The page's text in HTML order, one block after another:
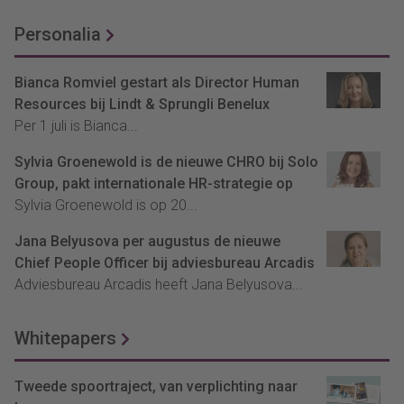
Personalia
Bianca Romviel gestart als Director Human
Resources bij Lindt & Sprungli Benelux
Per 1 juli is Bianca...
Sylvia Groenewold is de nieuwe CHRO bij Solo
Group, pakt internationale HR-strategie op
Sylvia Groenewold is op 20...
Jana Belyusova per augustus de nieuwe
Chief People Officer bij adviesbureau Arcadis
Adviesbureau Arcadis heeft Jana Belyusova...
Whitepapers
Tweede spoortraject, van verplichting naar